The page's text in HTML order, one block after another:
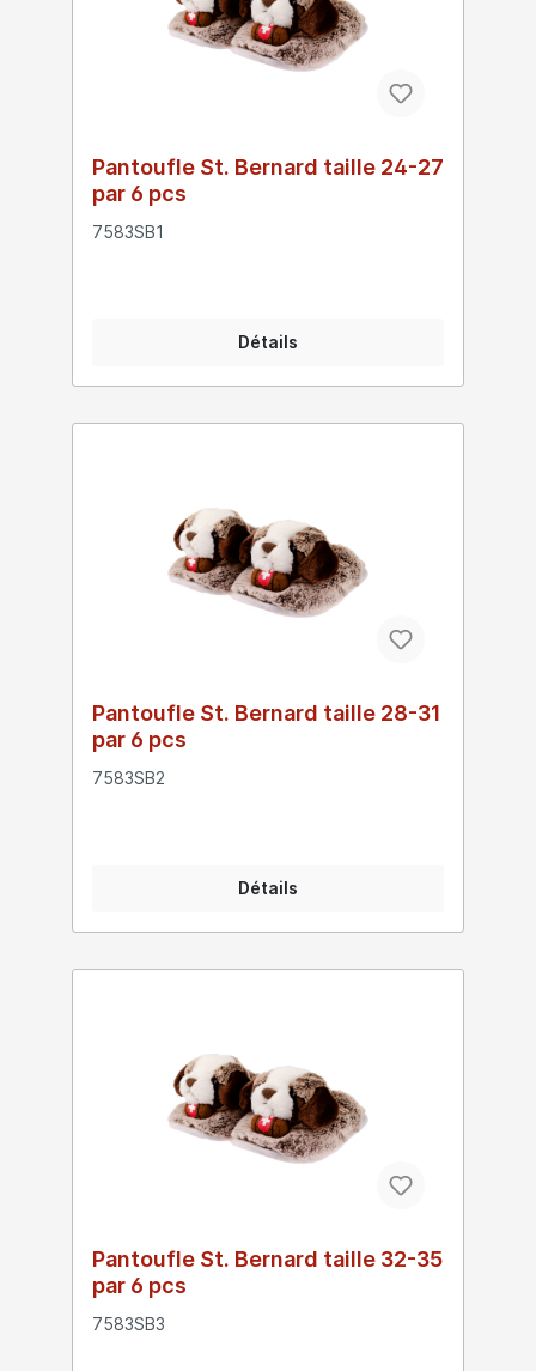
Pantoufle St. Bernard taille 24-27
par 6 pcs
7583SB1
Détails
Pantoufle St. Bernard taille 28-31
par 6 pcs
7583SB2
Détails
Pantoufle St. Bernard taille 32-35
par 6 pcs
7583SB3